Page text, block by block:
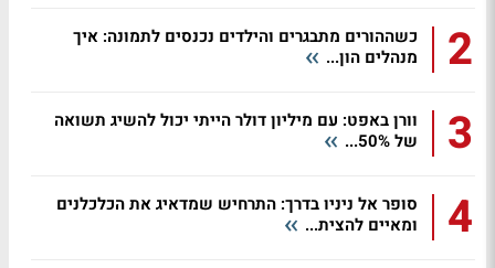
2
כשההורים מתבגרים והילדים נכנסים לתמונה: איך
מנהלים הון...
3
וורן באפט: עם מיליון דולר הייתי יכול להשיג תשואה
של 50%...
4
סופר אל ניניו בדרך: התרחיש שמדאיג את הכלכלנים
ומאיים להצית...